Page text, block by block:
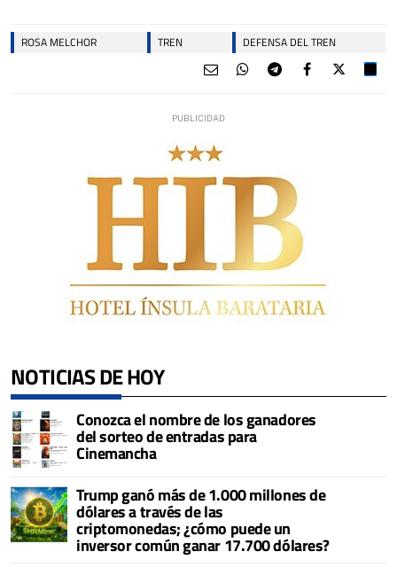
ROSA MELCHOR TREN DEFENSA DEL TREN
NOTICIAS DE HOY
Conozca el nombre de los ganadores
del sorteo de entradas para
Cinemancha
Trump ganó más de 1.000 millones de
dólares a través de las
criptomonedas; ¿cómo puede un
inversor común ganar 17.700 dólares?